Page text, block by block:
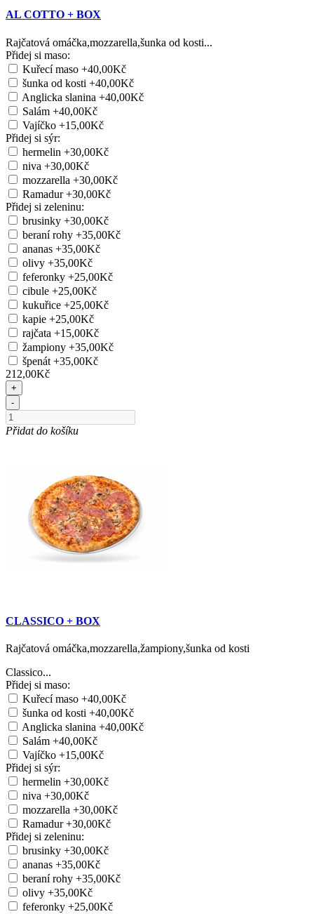
AL COTTO + BOX
Rajčatová omáčka,mozzarella,šunka od kosti...
Přidej si maso:
Kuřecí maso +40,00Kč
šunka od kosti +40,00Kč
Anglicka slanina +40,00Kč
Salám +40,00Kč
Vajíčko +15,00Kč
Přidej si sýr:
hermelin +30,00Kč
niva +30,00Kč
mozzarella +30,00Kč
Ramadur +30,00Kč
Přidej si zeleninu:
brusinky +30,00Kč
beraní rohy +35,00Kč
ananas +35,00Kč
olivy +35,00Kč
feferonky +25,00Kč
cibule +25,00Kč
kukuřice +25,00Kč
kapie +25,00Kč
rajčata +15,00Kč
žampiony +35,00Kč
špenát +35,00Kč
212,00Kč
+
-
Přidat do košíku
CLASSICO + BOX
Rajčatová omáčka,mozzarella,žampiony,šunka od kosti
Classico...
Přidej si maso:
Kuřecí maso +40,00Kč
šunka od kosti +40,00Kč
Anglicka slanina +40,00Kč
Salám +40,00Kč
Vajíčko +15,00Kč
Přidej si sýr:
hermelin +30,00Kč
niva +30,00Kč
mozzarella +30,00Kč
Ramadur +30,00Kč
Přidej si zeleninu:
brusinky +30,00Kč
ananas +35,00Kč
beraní rohy +35,00Kč
olivy +35,00Kč
feferonky +25,00Kč